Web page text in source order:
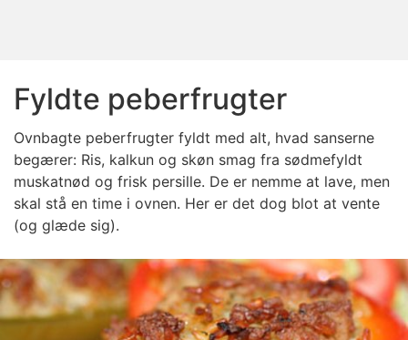
Fyldte peberfrugter
Ovnbagte peberfrugter fyldt med alt, hvad sanserne
begærer: Ris, kalkun og skøn smag fra sødmefyldt
muskatnød og frisk persille. De er nemme at lave, men
skal stå en time i ovnen. Her er det dog blot at vente
(og glæde sig).